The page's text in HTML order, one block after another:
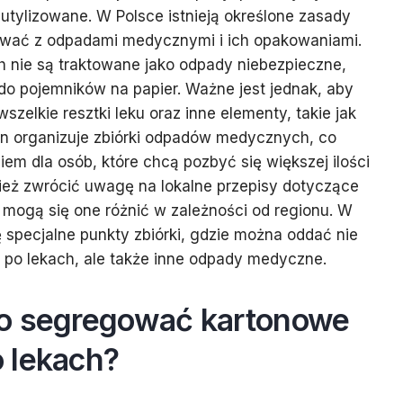
W Polsce istnieją określone zasady
z odpadami medycznymi i ich opakowaniami.
nie są traktowane jako odpady niebezpieczne,
pojemników na papier. Ważne jest jednak, aby
resztki leku oraz inne elementy, takie jak
organizuje zbiórki odpadów medycznych, co
dla osób, które chcą pozbyć się większej ilości
zwrócić uwagę na lokalne przepisy dotyczące
się one różnić w zależności od regionu. W
punkty zbiórki, gdzie można oddać nie
lekach, ale także inne odpady medyczne.
segregować kartonowe
lekach?